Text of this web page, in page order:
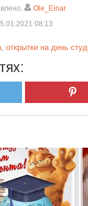
Ole_Einar
08:13
, открытки на день